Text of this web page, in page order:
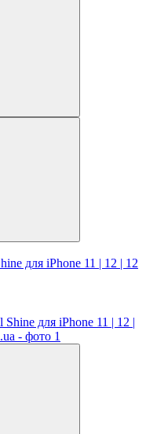
для iPhone 11 | 12 | 12